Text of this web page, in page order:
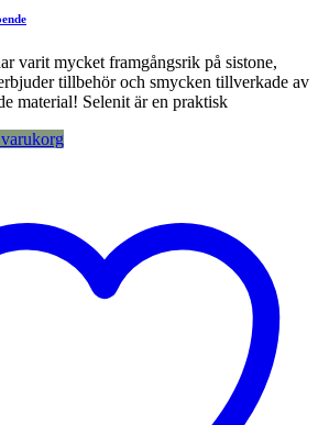
varit mycket framgångsrik på sistone,
tillbehör och smycken tillverkade av
material! Selenit är en praktisk